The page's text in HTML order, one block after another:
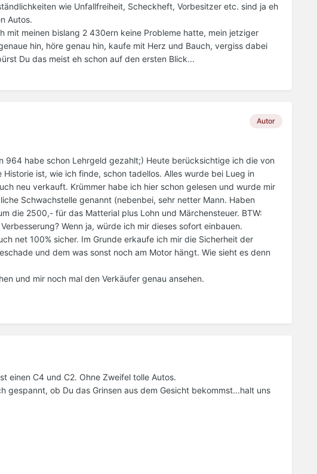
wie Unfallfreiheit, Scheckheft, Vorbesitzer etc. sind ja eh
Autos.
mit meinen bislang 2 430ern keine Probleme hatte, mein jetziger
hin, höre genau hin, kaufe mit Herz und Bauch, vergiss dabei
Du das meist eh schon auf den ersten Blick...
Autor
964 habe schon Lehrgeld gezahlt;) Heute berücksichtige ich die von
ist, wie ich finde, schon tadellos. Alles wurde bei Lueg in
neu verkauft. Krümmer habe ich hier schon gelesen und wurde mir
Schwachstelle genannt (nebenbei, sehr netter Mann. Haben
die 2500,- für das Matterial plus Lohn und Märchensteuer. BTW:
Wenn ja, würde ich mir dieses sofort einbauen.
net 100% sicher. Im Grunde erkaufe ich mir die Sicherheit der
und dem was sonst noch am Motor hängt. Wie sieht es denn
und mir noch mal den Verkäufer genau ansehen.
einen C4 und C2. Ohne Zweifel tolle Autos.
gespannt, ob Du das Grinsen aus dem Gesicht bekommst...halt uns